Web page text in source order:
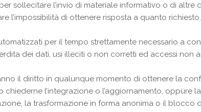
sollecitare l’invio di materiale informativo o di altre
l’impossibilità di ottenere risposta a quanto richiesto.
per il tempo strettamente necessario a
dei dati, usi illeciti o non corretti ed accessi non
il diritto in qualunque momento di ottenere la
chiederne l’integrazione o l’aggiornamento, oppure
la trasformazione in forma anonima o il